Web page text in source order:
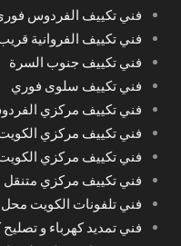
فني تكييف الفردوس
فني تكييف الفروانية
فني تكييف جنوب السرة
فني تكييف سلوى فوري
فني تكييف مركزي
فني تكييف مركزي الكويت
فني تكييف مركزي
فني تكييف مركزي متنقل
فني تلفونات الكويت محل
فني تمديد كهرباء و تصليح